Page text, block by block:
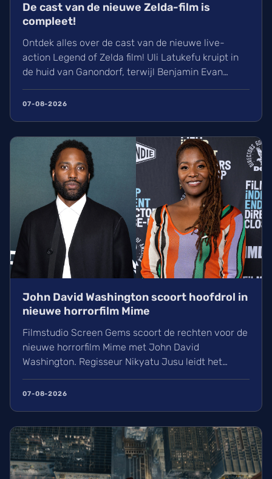
De cast van de nieuwe Zelda-film is
compleet!
Ontdek alles over de cast van de nieuwe live-
action Legend of Zelda film! Uli Latukefu kruipt in
de huid van Ganondorf, terwijl Benjamin Evan
Ainsworth en Bo Bragason de rollen van Link en
Zelda vertolken. De film, geregisseerd door Wes
wachten!
07-08-2026
John David Washington scoort hoofdrol in
nieuwe horrorfilm Mime
Filmstudio Screen Gems scoort de rechten voor de
nieuwe horrorfilm Mime met John David
Washington. Regisseur Nikyatu Jusu leidt het
bovennatuurlijke project. Ontdek ook het laatste
nieuws over streamingtoppers zoals Hit Man en
Thursday Murder Club.
07-08-2026